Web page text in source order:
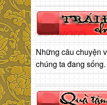
Những câu chuyện
chúng ta đang sống.